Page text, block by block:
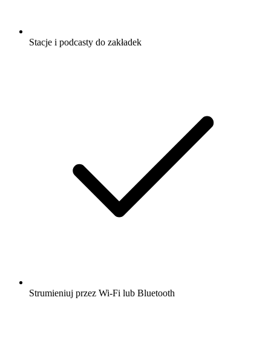
Stacje i podcasty do zakładek
Strumieniuj przez Wi-Fi lub Bluetooth